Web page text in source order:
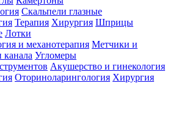
Скальпели глазные
Терапия Хирургия Шприцы
Лотки
и механотерапия Метчики и
канала Угломеры
Акушерство и гинекология
Оториноларингология Хирургия